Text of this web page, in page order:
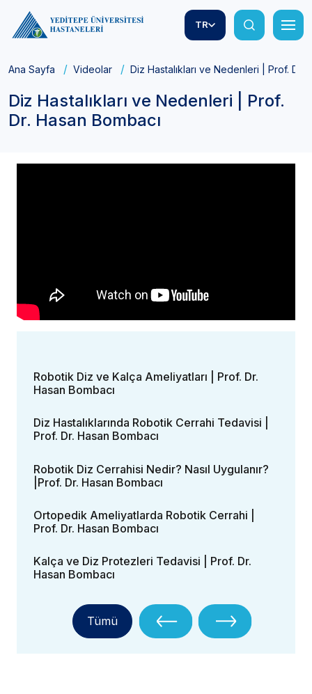
TR
Ana Sayfa Videolar Diz Hastalıkları ve Nedenleri | Prof. Dr.
Diz Hastalıkları ve Nedenleri | Prof.
Dr. Hasan Bombacı
Robotik Diz ve Kalça Ameliyatları | Prof. Dr.
Hasan Bombacı
Diz Hastalıklarında Robotik Cerrahi Tedavisi |
Prof. Dr. Hasan Bombacı
Robotik Diz Cerrahisi Nedir? Nasıl Uygulanır?
|Prof. Dr. Hasan Bombacı
Ortopedik Ameliyatlarda Robotik Cerrahi |
Prof. Dr. Hasan Bombacı
Kalça ve Diz Protezleri Tedavisi | Prof. Dr.
Hasan Bombacı
Tümü